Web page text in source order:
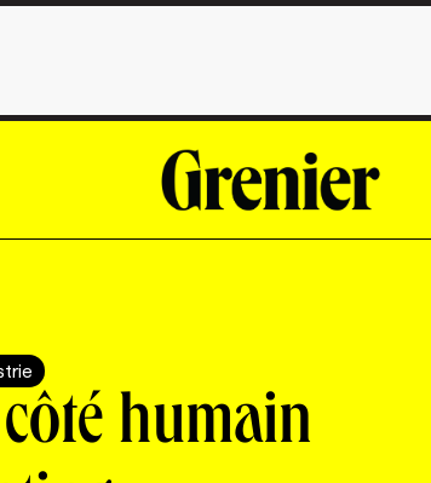
humain